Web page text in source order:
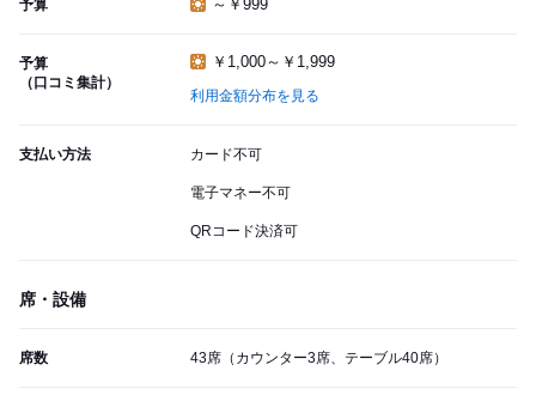
予算 ～￥999
予算
（口コミ集計）
￥1,000～￥1,999
利用金額分布を見る
支払い方法 カード不可
電子マネー不可
QRコード決済可
席・設備
席数 43席（カウンター3席、テーブル40席）